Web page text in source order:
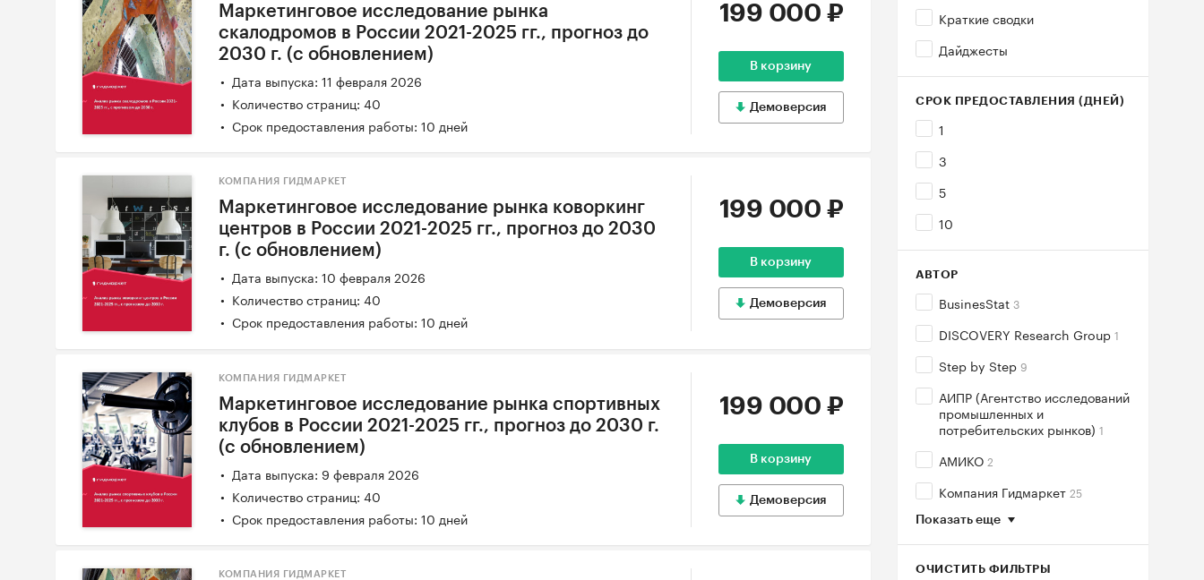
Краткие сводки
Дайджесты
СРОК ПРЕДОСТАВЛЕНИЯ (ДНЕЙ)
1
3
5
10
АВТОР
BusinesStat 3
DISCOVERY Research Group 1
Step by Step 9
АИПР (Агентство исследований
промышленных и
потребительских рынков) 1
АМИКО 2
Компания Гидмаркет 25
Показать еще
ОЧИСТИТЬ ФИЛЬТРЫ
Маркетинговое исследование рынка
скалодромов в России 2021-2025 гг., прогноз до
2030 г. (с обновлением)
Дата выпуска: 11 февраля 2026
Количество страниц: 40
Срок предоставления работы: 10 дней
199 000 ₽
В корзину
Демоверсия
КОМПАНИЯ ГИДМАРКЕТ
Маркетинговое исследование рынка коворкинг
центров в России 2021-2025 гг., прогноз до 2030
г. (с обновлением)
Дата выпуска: 10 февраля 2026
Количество страниц: 40
Срок предоставления работы: 10 дней
199 000 ₽
В корзину
Демоверсия
КОМПАНИЯ ГИДМАРКЕТ
Маркетинговое исследование рынка спортивных
клубов в России 2021-2025 гг., прогноз до 2030 г.
(с обновлением)
Дата выпуска: 9 февраля 2026
Количество страниц: 40
Срок предоставления работы: 10 дней
199 000 ₽
В корзину
Демоверсия
КОМПАНИЯ ГИДМАРКЕТ